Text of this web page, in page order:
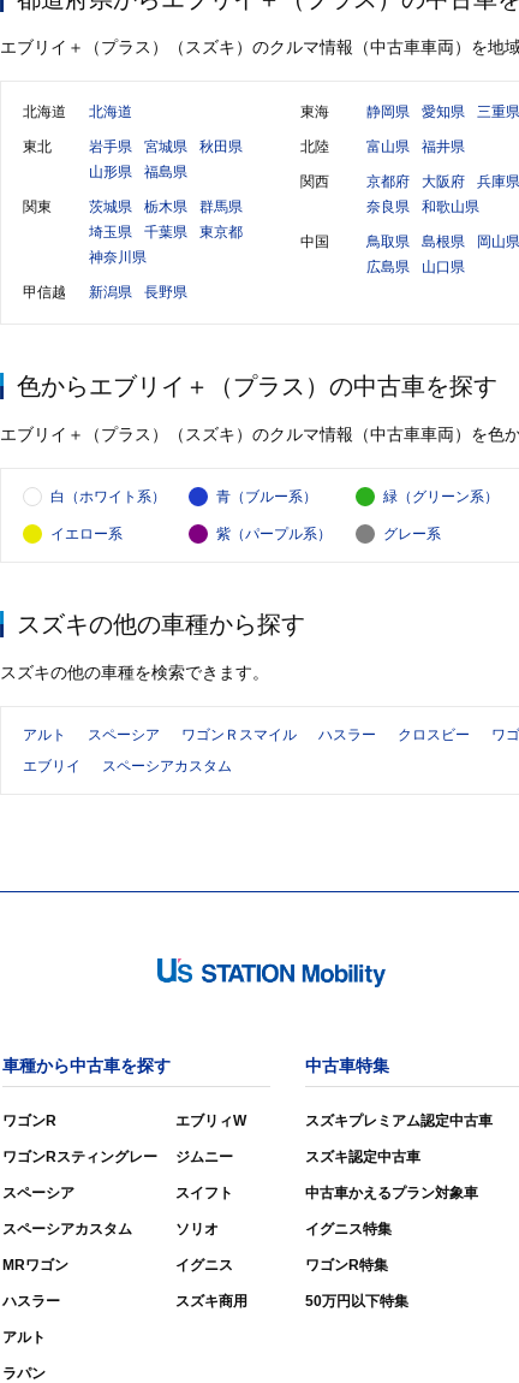
エブリイ＋（プラス）（スズキ）のクルマ情報（中古車車両）を地
北海道 北海道
東北 岩手県 宮城県
秋田県
山形県
福島県
関東 茨城県 栃木県
群馬県
埼玉県
千葉県
東京都
神奈川県
甲信越 新潟県 長野県
東海 静岡県 愛知県 三重県
北陸 富山県 福井県
関西 京都府 大阪府
兵庫県
奈良県
和歌山県
中国 鳥取県 島根県
岡山県
広島県
山口県
色からエブリイ＋（プラス）の中古車を探す
エブリイ＋（プラス）（スズキ）のクルマ情報（中古車車両）を色
白（ホワイト系） 青（ブルー系） 緑（グリーン系）
イエロー系 紫（パープル系） グレー系
スズキの他の車種から探す
スズキの他の車種を検索できます。
アルト スペーシア ワゴンＲスマイル ハスラー クロスビー ワ
エブリイ
スペーシアカスタム
車種から中古車を探す
ワゴンR
ワゴンRスティングレー
スペーシア
スペーシアカスタム
MRワゴン
ハスラー
アルト
ラパン
エブリィW
ジムニー
スイフト
ソリオ
イグニス
スズキ商用
中古車特集
スズキプレミアム認定中古車
スズキ認定中古車
中古車かえるプラン対象車
イグニス特集
ワゴンR特集
50万円以下特集